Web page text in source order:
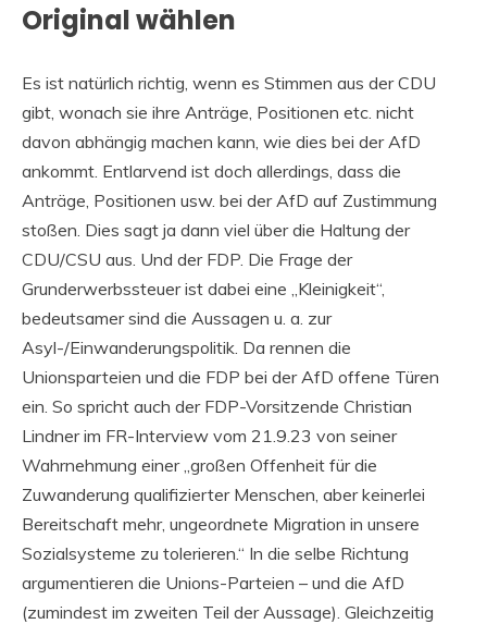
Original wählen
Es ist natürlich richtig, wenn es Stimmen aus der CDU
gibt, wonach sie ihre Anträge, Positionen etc. nicht
davon abhängig machen kann, wie dies bei der AfD
ankommt. Entlarvend ist doch allerdings, dass die
Anträge, Positionen usw. bei der AfD auf Zustimmung
stoßen. Dies sagt ja dann viel über die Haltung der
CDU/CSU aus. Und der FDP. Die Frage der
Grunderwerbssteuer ist dabei eine „Kleinigkeit“,
bedeutsamer sind die Aussagen u. a. zur
Asyl-/Einwanderungspolitik. Da rennen die
Unionsparteien und die FDP bei der AfD offene Türen
ein. So spricht auch der FDP-Vorsitzende Christian
Lindner im FR-Interview vom 21.9.23 von seiner
Wahrnehmung einer „großen Offenheit für die
Zuwanderung qualifizierter Menschen, aber keinerlei
Bereitschaft mehr, ungeordnete Migration in unsere
Sozialsysteme zu tolerieren.“ In die selbe Richtung
argumentieren die Unions-Parteien – und die AfD
(zumindest im zweiten Teil der Aussage). Gleichzeitig